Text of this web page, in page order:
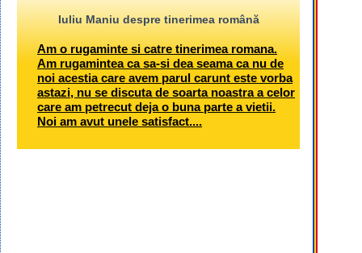
Iuliu Maniu despre tinerimea română
Am o rugaminte si catre tinerimea romana.
Am rugamintea ca sa-si dea seama ca nu de
noi acestia care avem parul carunt este vorba
astazi, nu se discuta de soarta noastra a celor
care am petrecut deja o buna parte a vietii.
Noi am avut unele satisfact....